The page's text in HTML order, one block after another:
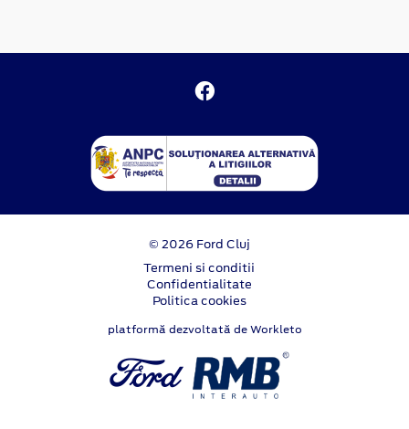
© 2026 Ford Cluj
Termeni si conditii
Confidentialitate
Politica cookies
platformă dezvoltată de Workleto